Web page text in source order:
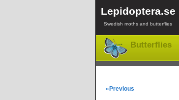
Lepidoptera.se
Swedish moths and butterflies
Butterflies
«Previous